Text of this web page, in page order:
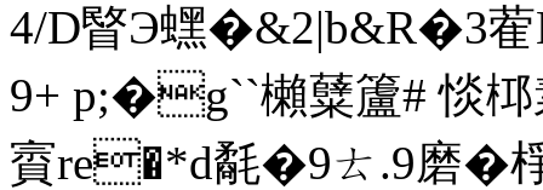
4/D睯Э蟔� &2|b&R�3
9+ p;�g``櫴糵籚# 惔
賨re�*d氄�9ㄊ.9